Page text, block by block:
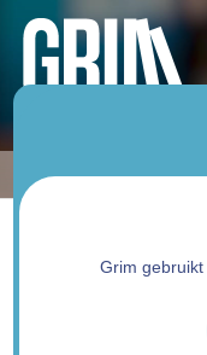
Grim gebruikt